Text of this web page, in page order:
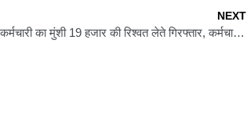
NEXT
Munger: राजस्व कर्मचारी का मुंशी 19 हजार की रिश्वत लेते गिरफ्तार, कर्मचारी फरार